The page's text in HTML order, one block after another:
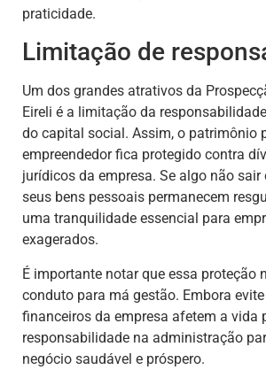
praticidade.
Limitação de
Um dos grandes atrativos da
Eireli é a limitação da
do capital social. Assim, o patrimônio
empreendedor fica protegido contra
jurídicos da empresa. Se algo não
seus bens pessoais permanecem
uma tranquilidade essencial para
exagerados.
É importante notar que essa proteção
conduto para má gestão. Embora
financeiros da empresa afetem a vida
responsabilidade na administração
negócio saudável e próspero.